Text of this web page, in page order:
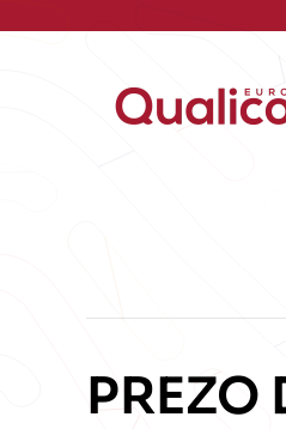
PREZO